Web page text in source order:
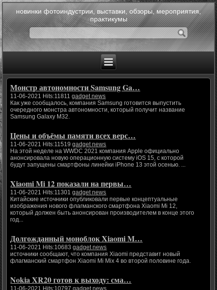
новинки фотоиндустрии, выставки, обзоры, мероприятия,
практикумы
Монстр автономности Samsung Ga…
11-06-2021 Hits:11811gadget news
Как уже сообщалось, компания Samsung готовится выпустить
очередного монстра автономности, который получит название
Samsung Galaxy M32.
Цены и объёмы памяти всех верс…
11-06-2021 Hits:11519gadget news
На этой неделе на WWDC 2021 компания Apple официально
анонсировала новую операционную систему iOS 15, с которой
будут запущены смартфоны линейки iPhone 13 этой осенью. ...
Xiaomi Mi 12 показали на первы…
11-06-2021 Hits:11301gadget news
Китайские источники опубликовали первые концептуальные
изображения нового флагманского смартфона Xiaomi Mi 12,
который должен быть анонсирован производителем в конце этого
год...
Долгожданный моноблок Xiaomi M…
11-06-2021 Hits:10683gadget news
источники сообщают, что компания Xiaomi представит новый
флагманский смартфон Xiaomi Mi Mix 4 во второй половине года.
Nokia XR20 готов к выходу: сма…